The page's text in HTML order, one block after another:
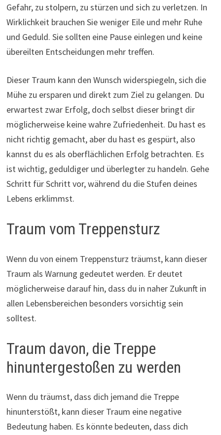
Gefahr, zu stolpern, zu stürzen und sich zu verletzen. In
Wirklichkeit brauchen Sie weniger Eile und mehr Ruhe
und Geduld. Sie sollten eine Pause einlegen und keine
übereilten Entscheidungen mehr treffen.
Dieser Traum kann den Wunsch widerspiegeln, sich die
Mühe zu ersparen und direkt zum Ziel zu gelangen. Du
erwartest zwar Erfolg, doch selbst dieser bringt dir
möglicherweise keine wahre Zufriedenheit. Du hast es
nicht richtig gemacht, aber du hast es gespürt, also
kannst du es als oberflächlichen Erfolg betrachten. Es
ist wichtig, geduldiger und überlegter zu handeln. Gehe
Schritt für Schritt vor, während du die Stufen deines
Lebens erklimmst.
Traum vom Treppensturz
Wenn du von einem Treppensturz träumst, kann dieser
Traum als Warnung gedeutet werden. Er deutet
möglicherweise darauf hin, dass du in naher Zukunft in
allen Lebensbereichen besonders vorsichtig sein
solltest.
Traum davon, die Treppe
hinuntergestoßen zu werden
Wenn du träumst, dass dich jemand die Treppe
hinunterstößt, kann dieser Traum eine negative
Bedeutung haben. Es könnte bedeuten, dass dich